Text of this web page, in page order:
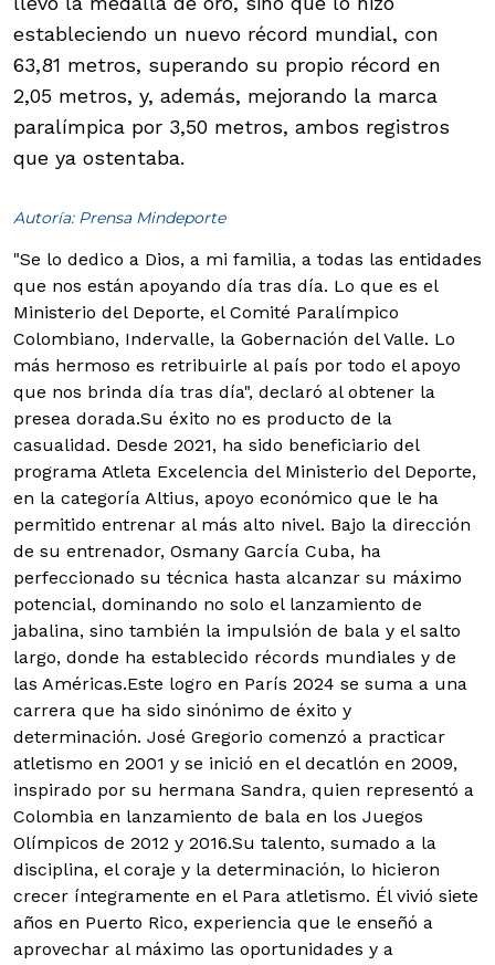
estableciendo un nuevo récord mundial, con
63,81 metros, superando su propio récord en
2,05 metros, y, además, mejorando la marca
paralímpica por 3,50 metros, ambos registros
que ya ostentaba.
Autoría: Prensa Mindeporte
"Se lo dedico a Dios, a mi familia, a todas las entidades
que nos están apoyando día tras día. Lo que es el
Ministerio del Deporte, el Comité Paralímpico
Colombiano, Indervalle, la Gobernación del Valle. Lo
más hermoso es retribuirle al país por todo el apoyo
que nos brinda día tras día", declaró al obtener la
presea dorada.Su éxito no es producto de la
casualidad. Desde 2021, ha sido beneficiario del
programa Atleta Excelencia del Ministerio del Deporte,
en la categoría Altius, apoyo económico que le ha
permitido entrenar al más alto nivel. Bajo la dirección
de su entrenador, Osmany García Cuba, ha
perfeccionado su técnica hasta alcanzar su máximo
potencial, dominando no solo el lanzamiento de
jabalina, sino también la impulsión de bala y el salto
largo, donde ha establecido récords mundiales y de
las Américas.Este logro en París 2024 se suma a una
carrera que ha sido sinónimo de éxito y
determinación. José Gregorio comenzó a practicar
atletismo en 2001 y se inició en el decatlón en 2009,
inspirado por su hermana Sandra, quien representó a
Colombia en lanzamiento de bala en los Juegos
Olímpicos de 2012 y 2016.Su talento, sumado a la
disciplina, el coraje y la determinación, lo hicieron
crecer íntegramente en el Para atletismo. Él vivió siete
años en Puerto Rico, experiencia que le enseñó a
aprovechar al máximo las oportunidades y a